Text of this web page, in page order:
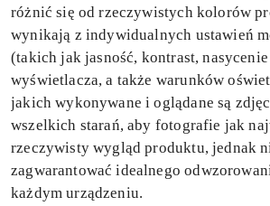
różnić się od rzeczywistych kolorów
wynikają z indywidualnych ustawień
(takich jak jasność, kontrast,
wyświetlacza, a także warunków
jakich wykonywane i oglądane są
wszelkich starań, aby fotografie jak
rzeczywisty wygląd produktu, jednak
zagwarantować idealnego
każdym urządzeniu.